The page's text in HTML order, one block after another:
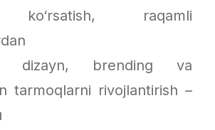
ko‘rsatish, raqamli
dizayn, brending va
tarmoqlarni rivojlantirish –